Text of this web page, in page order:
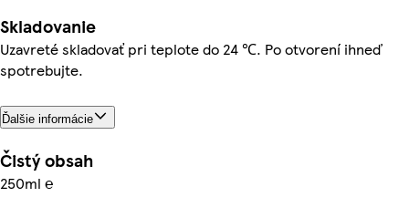
Skladovanie
Uzavreté skladovať pri teplote do 24 ℃. Po otvorení ihneď
spotrebujte.
Ďalšie informácie
Čistý obsah
250ml ℮